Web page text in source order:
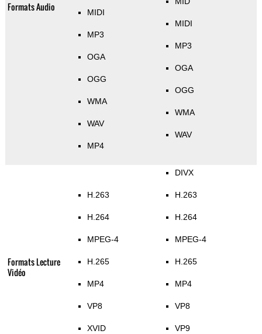
Formats Audio MIDI
MP3
OGA
OGG
WMA
WAV
MP4
MIDI
MP3
OGA
OGG
WMA
WAV
Formats Lecture
Vidéo
H.263
H.264
MPEG-4
H.265
MP4
VP8
XVID
DIVX
H.263
H.264
MPEG-4
H.265
MP4
VP8
VP9